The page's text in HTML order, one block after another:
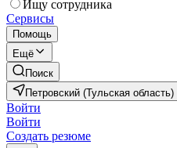
Ищу сотрудника
Сервисы
Помощь
Ещё
Поиск
Петровский (Тульская область)
Войти
Войти
Создать резюме